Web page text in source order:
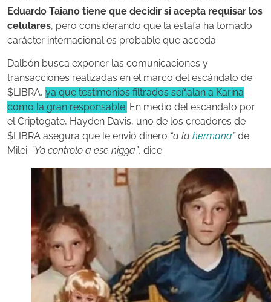
Eduardo Taiano tiene que decidir si acepta requisar los
celulares, pero considerando que la estafa ha tomado
carácter internacional es probable que acceda.
Dalbón busca exponer las comunicaciones y
transacciones realizadas en el marco del escándalo de
$LIBRA, ya que testimonios filtrados señalan a Karina
como la gran responsable. En medio del escándalo por
el Criptogate, Hayden Davis, uno de los creadores de
$LIBRA asegura que le envió dinero “a la hermana”de
Milei: “Yo controlo a ese nigga”, dice.